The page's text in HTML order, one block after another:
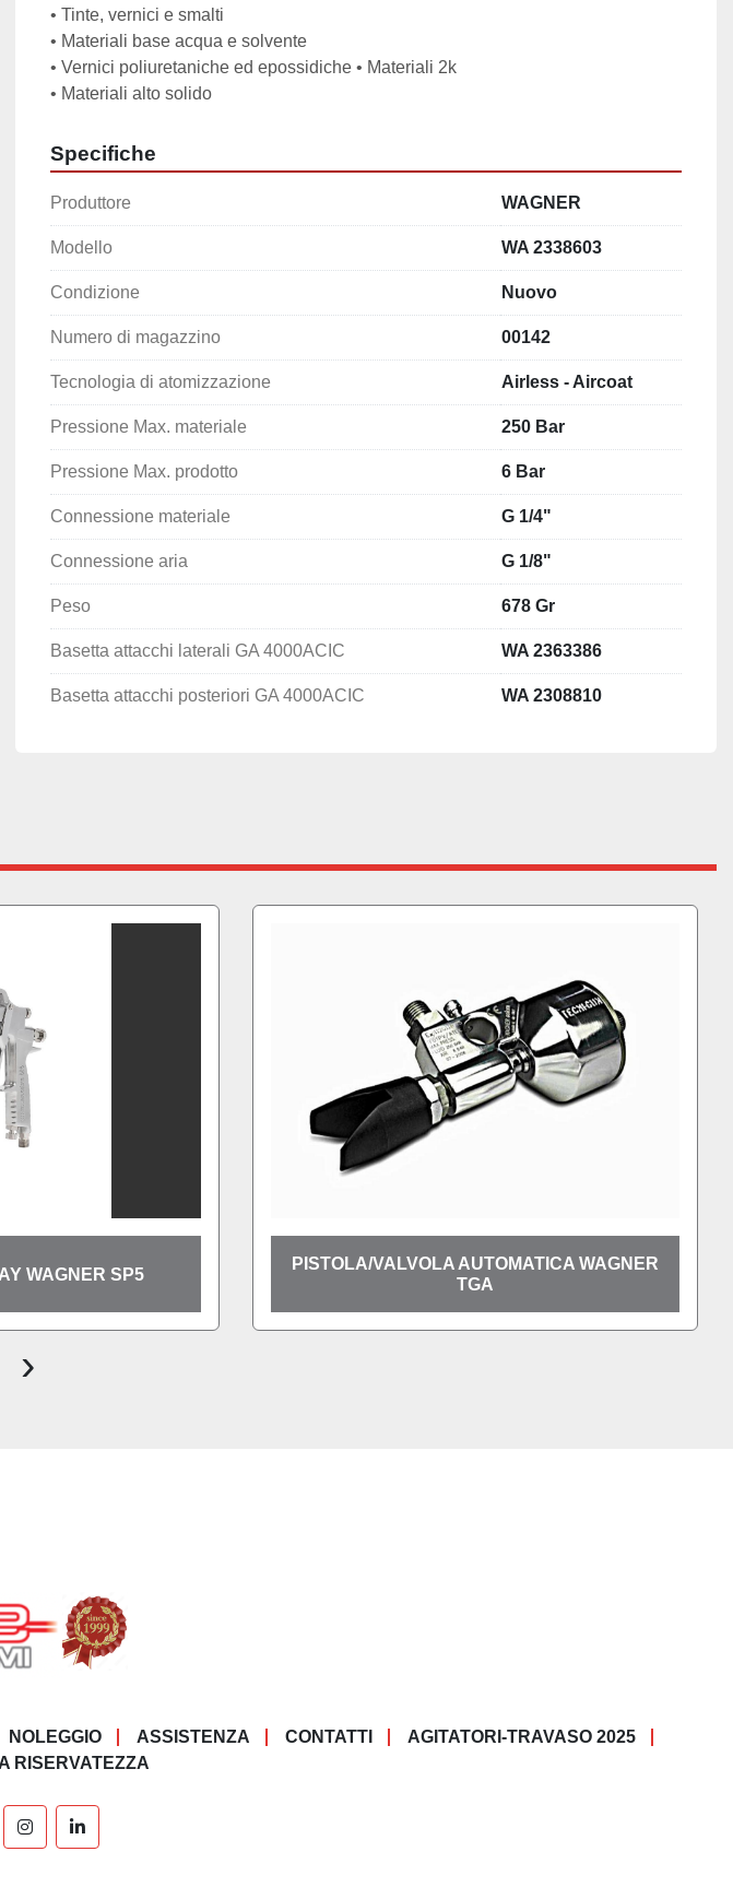
• Tinte, vernici e smalti
• Materiali base acqua e solvente
• Vernici poliuretaniche ed epossidiche • Materiali 2k
• Materiali alto solido
Specifiche
Produttore WAGNER
Modello WA 2338603
Condizione Nuovo
Numero di magazzino 00142
Tecnologia di atomizzazione Airless - Aircoat
Pressione Max. materiale 250 Bar
Pressione Max. prodotto 6 Bar
Connessione materiale G 1/4"
Connessione aria G 1/8"
Peso 678 Gr
Basetta attacchi laterali GA 4000ACIC WA 2363386
Basetta attacchi posteriori GA 4000ACIC WA 2308810
WAGNER SP5
PISTOLA/VALVOLA AUTOMATICA WAGNER
TGA
›
NOLEGGIO ASSISTENZA CONTATTI
AGITATORI-TRAVASO 2025
RISERVATEZZA
instagramlinkedin